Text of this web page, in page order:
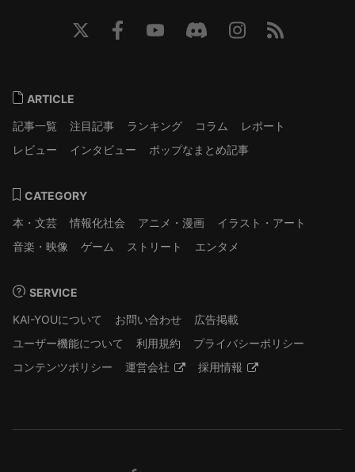
ARTICLE
記事一覧
注目記事 ランキング コラム
レポート
レビュー
インタビュー ポップなまとめ記事
CATEGORY
本・文芸
情報化社会 アニメ・漫画
イラスト・アート
音楽・映像
ゲーム ストリート エンタメ
SERVICE
KAI-YOUについて
お問い合わせ
広告掲載
ユーザー機能について
利用規約
プライバシーポリシー
コンテンツポリシー
運営会社 採用情報